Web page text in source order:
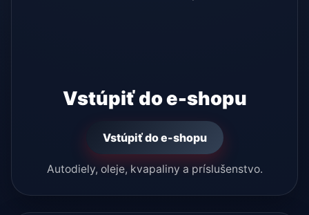
Vstúpiť do e-shopu
Vstúpiť do e-shopu
Autodiely, oleje, kvapaliny a príslušenstvo.